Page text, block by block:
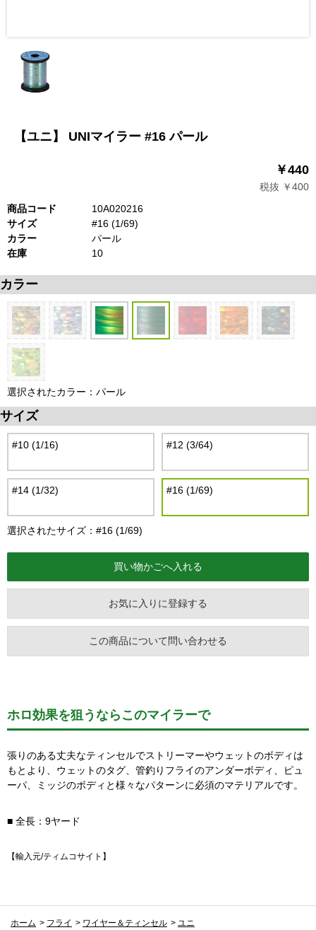
【ユニ】 UNIマイラー #16 パール
￥440
税抜 ￥400
商品コード
10A020216
サイズ
#16 (1/69)
カラー
パール
在庫
10
カラー
選択されたカラー：パール
サイズ
#10 (1/16) #12 (3/64)
#14 (1/32) #16 (1/69)
選択されたサイズ：#16 (1/69)
お気に入りに登録する
この商品について問い合わせる
ホロ効果を狙うならこのマイラーで
張りのある丈夫なティンセルでストリーマーやウェットのボディは
もとより、ウェットのタグ、管釣りフライのアンダーボディ、ピュ
ーパ、ミッジのボディと様々なパターンに必須のマテリアルです。
■ 全長：9ヤード
【輸入元/ティムコサイト】
ホーム > フライ > ワイヤー＆ティンセル > ユニ